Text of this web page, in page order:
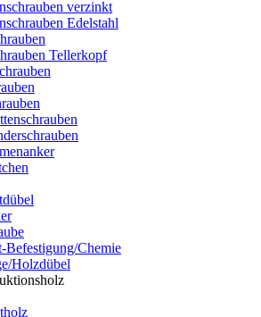
verzinkt
Edelstahl
Tellerkopf
Befestigung/Chemie
Holzdübel